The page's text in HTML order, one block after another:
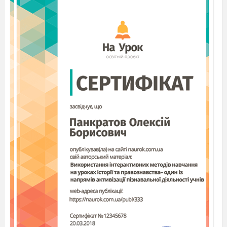
соседней комнаты - они ходили сюда целых
долгих 9 лет, и сегодня их последний звонок!
Незнайка:
Как последний?
Пончик:
Почему последний?
Незнайка:
Это что, они сюда больше
никогда не придут?
Знайка:
Нет, коротышки, больше они не
учениками этой школы. А ну,
подровняйтесь, встаньте смирно! На последнем
звонке все должно быть торжественно! А
посему – школа, внимание! Линейка,
посвященная последнему звонку, объявляется
открытой!
Гимн Украины
(Коротышки плачут)
Пончик: Ребят, это так печально…
уходить из школы. Что их ждет там, в
большом мире? Вдруг их кто-нибудь обидит?
Никто их не обидит! Они
отправятся в полет на ВУЗ!